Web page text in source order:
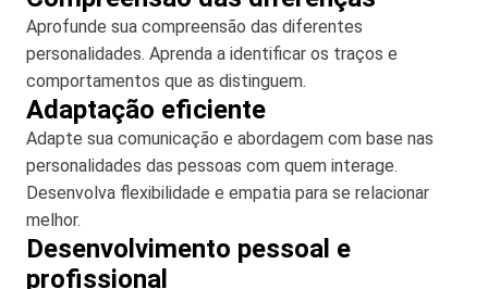
Aprofunde sua compreensão das diferentes
personalidades. Aprenda a identificar os traços e
comportamentos que as distinguem.
Adaptação eficiente
Adapte sua comunicação e abordagem com base nas
personalidades das pessoas com quem interage.
Desenvolva flexibilidade e empatia para se relacionar
melhor.
Desenvolvimento pessoal e
profissional